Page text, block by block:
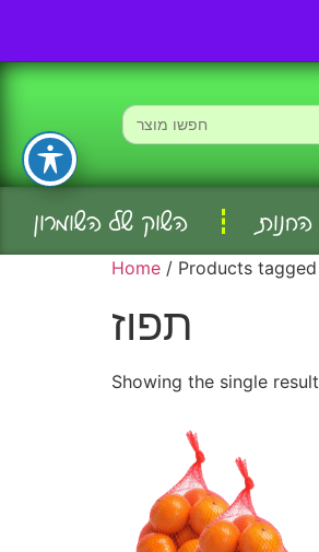
Search
for:
השוק של השומרון החנות
Home
תפוז
Showing the single result